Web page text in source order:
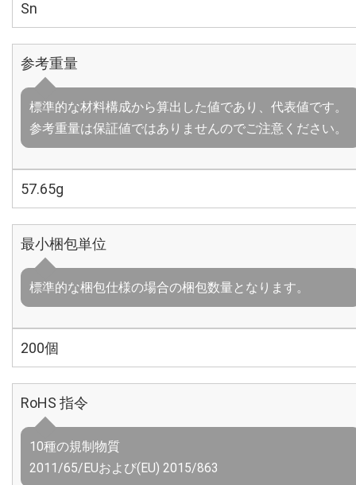
Sn
参考重量
標準的な材料構成から算出した値であり、代表値です。
参考重量は保証値ではありませんのでご注意ください。
57.65g
最小梱包単位
標準的な梱包仕様の場合の梱包数量となります。
200個
RoHS 指令
10種の規制物質
2011/65/EUおよび(EU) 2015/863